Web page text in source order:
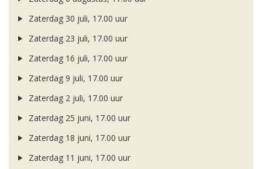
Zaterdag 30 juli, 17.00 uur
Zaterdag 23 juli, 17.00 uur
Zaterdag 16 juli, 17.00 uur
Zaterdag 9 juli, 17.00 uur
Zaterdag 2 juli, 17.00 uur
Zaterdag 25 juni, 17.00 uur
Zaterdag 18 juni, 17.00 uur
Zaterdag 11 juni, 17.00 uur